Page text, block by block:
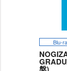
Blu-